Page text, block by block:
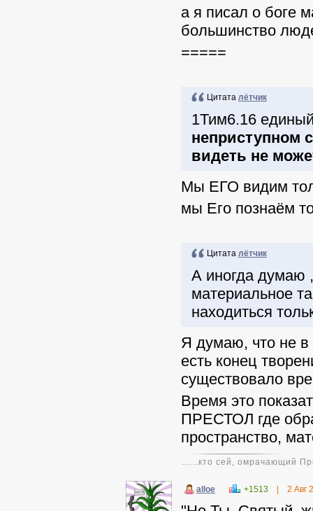
а я писал о боге
большинство
=====
Цитата лётчик
1Тим6.16
неприступном
видеть не
Мы ЕГО видим
мы Его познаём
Цитата лётчик
А иногда думаю
материальное
находиться
Я думаю, что не
есть конец
существовало
Время это
ПРЕСТОЛ где
пространство,
......кто сей, омрачающий
alloe +1513 2 Авг